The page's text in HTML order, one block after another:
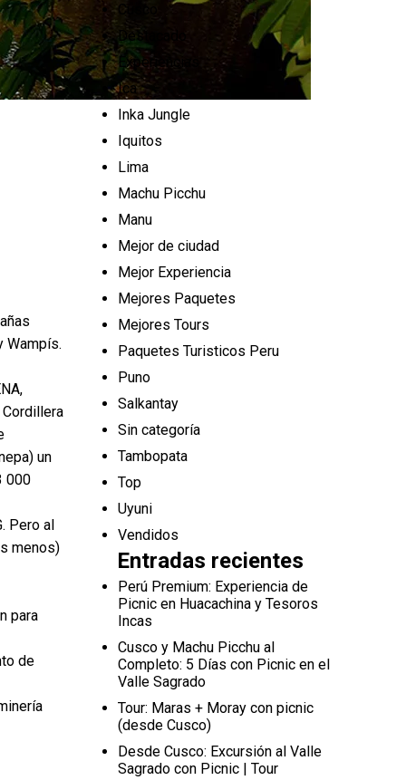
Wampís.
un
000
Pero al
menos)
para
de
Cusco
Destacado
Experiencias
Ica
Inka Jungle
Iquitos
Lima
Machu Picchu
Manu
Mejor de ciudad
Mejor Experiencia
Mejores Paquetes
Mejores Tours
Paquetes Turisticos Peru
Puno
Salkantay
Sin categoría
Tambopata
Top
Uyuni
Vendidos
Entradas recientes
Perú Premium: Experiencia de
Picnic en Huacachina y Tesoros
Incas
Cusco y Machu Picchu al
Completo: 5 Días con Picnic en el
Valle Sagrado
Tour: Maras + Moray con picnic
(desde Cusco)
Desde Cusco: Excursión al Valle
Sagrado con Picnic | Tour